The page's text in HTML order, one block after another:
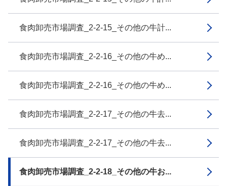
食肉卸売市場調査_2-2-15_その他の牛計...
食肉卸売市場調査_2-2-16_その他の牛め...
食肉卸売市場調査_2-2-16_その他の牛め...
食肉卸売市場調査_2-2-17_その他の牛去...
食肉卸売市場調査_2-2-17_その他の牛去...
食肉卸売市場調査_2-2-18_その他の牛お...